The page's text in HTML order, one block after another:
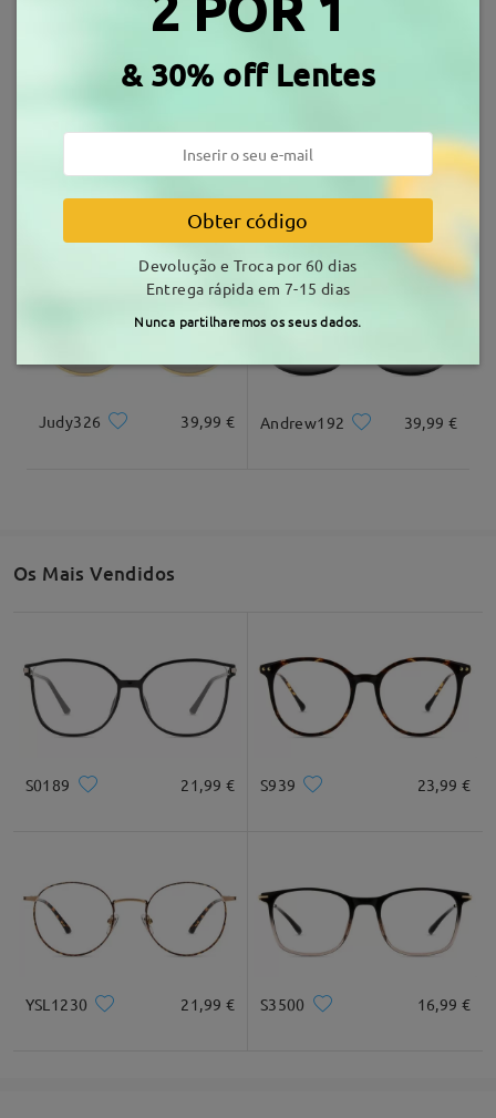
tempo de envio
7-15 dias úteis
detalhes
Entrega
23,99 € Bay003
Judy326 39,99 € Andrew192 39,99 €
Os Mais Vendidos
S0189 21,99 € S939 23,99 €
YSL1230 21,99 € S3500 16,99 €
& 30% off Lentes
Obter código
Devolução e Troca por 60 dias
Entrega rápida em 7-15 dias
Nunca partilharemos os seus dados.